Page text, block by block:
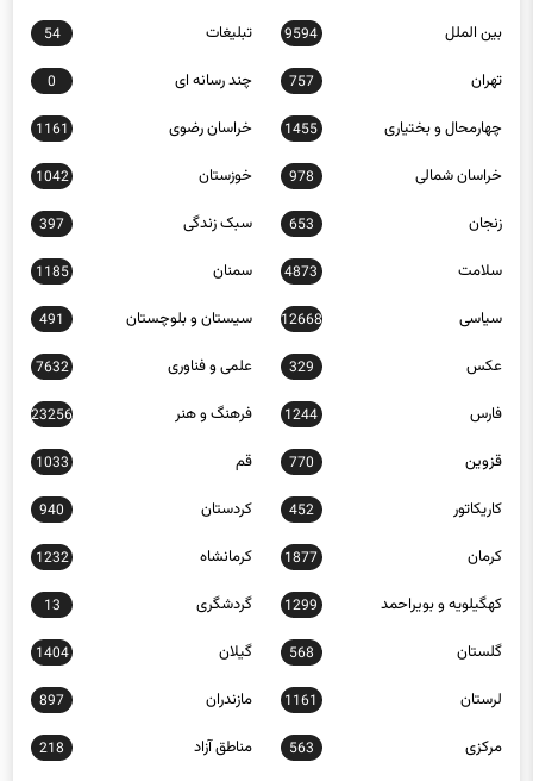
بین الملل 9594 تبلیغات 54
تهران 757 چند رسانه ای 0
چهارمحال و بختیاری 1455 خراسان رضوی 1161
خراسان شمالی 978 خوزستان 1042
زنجان 653 سبک زندگی 397
سلامت 4873 سمنان 1185
سیاسی 12668 سیستان و بلوچستان 491
عکس 329 علمی و فناوری 7632
فارس 1244 فرهنگ و هنر 23256
قزوین 770 قم 1033
کاریکاتور 452 کردستان 940
کرمان 1877 کرمانشاه 1232
کهگیلویه و بویراحمد 1299 گردشگری 13
گلستان 568 گیلان 1404
لرستان 1161 مازندران 897
مرکزی 563 مناطق آزاد 218